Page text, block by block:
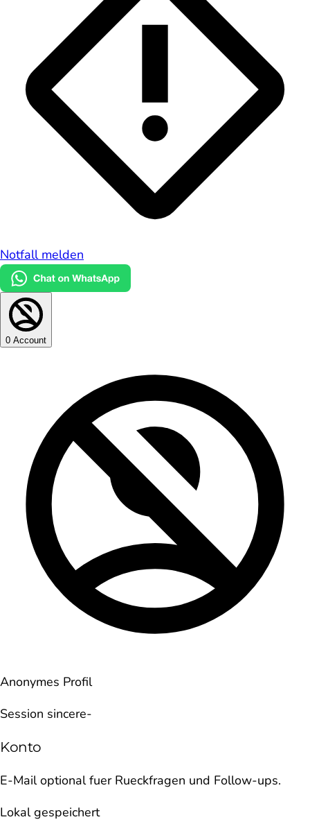
Notfall melden
0 Account
Anonymes Profil
Session sincere-
Konto
E-Mail optional fuer Rueckfragen und Follow-ups.
Lokal gespeichert